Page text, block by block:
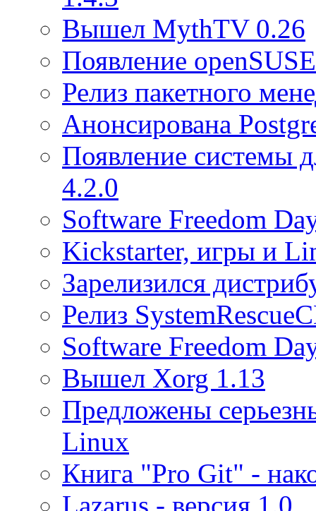
Вышел MythTV 0.26
Появление
Релиз пакетного
Анонсирована
Появление системы
4.2.0
Software Freedom
Kickstarter, игры и
Зарелизился
Релиз
Software Freedom
Вышел Xorg 1.13
Предложены
Linux
Книга "Pro Git" -
Lazarus - версия 1.0